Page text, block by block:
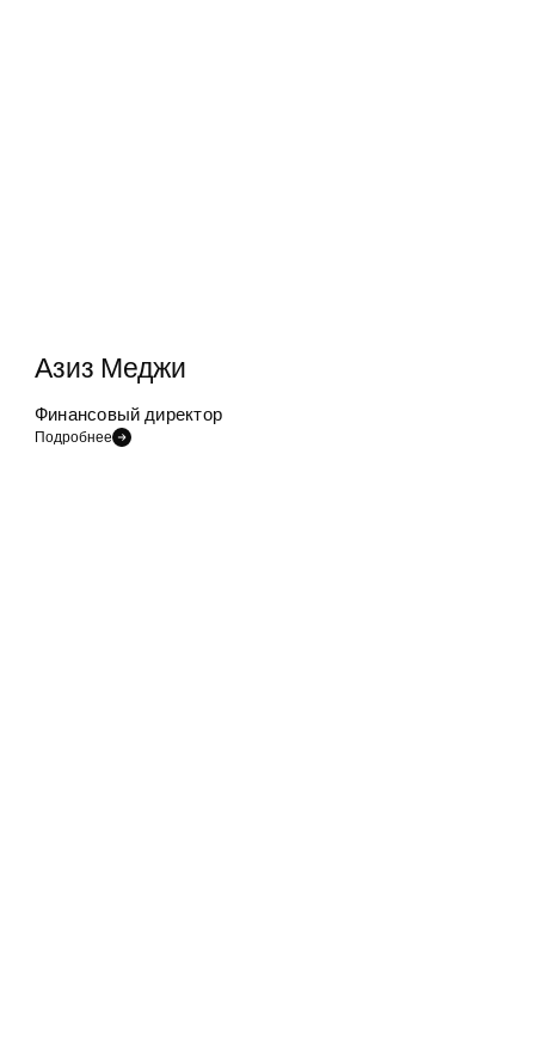
Азиз Меджи
Финансовый директор
Подробнее